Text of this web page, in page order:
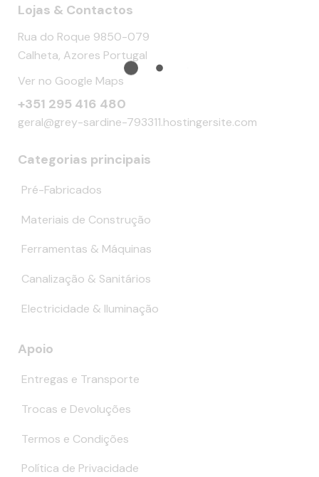
Lojas & Contactos
Rua do Roque 9850-079
Calheta, Azores Portugal
Ver no Google Maps
+351 295 416 480
geral@grey-sardine-793311.hostingersite.com
Categorias principais
Pré-Fabricados
Materiais de Construção
Ferramentas & Máquinas
Canalização & Sanitários
Electricidade & Iluminação
Apoio
Entregas e Transporte
Trocas e Devoluções
Termos e Condições
Política de Privacidade